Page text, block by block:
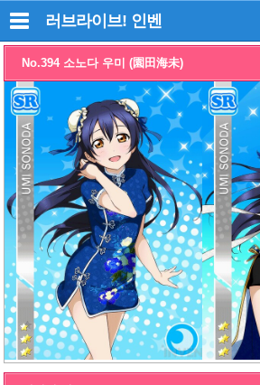
러브라이브! 인벤
No.394 소노다 우미 (園田海未)